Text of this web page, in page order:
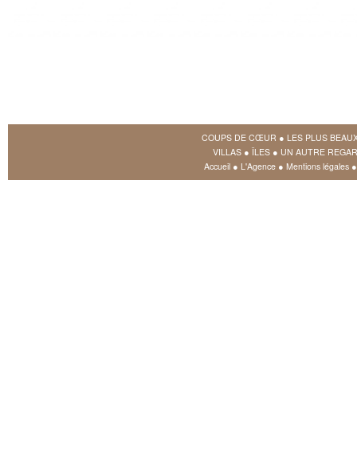
COUPS DE CŒUR ● LES PLUS
VILLAS ● ÎLES ● UN AUTRE
Accueil ● L'Agence ● Mentions légales